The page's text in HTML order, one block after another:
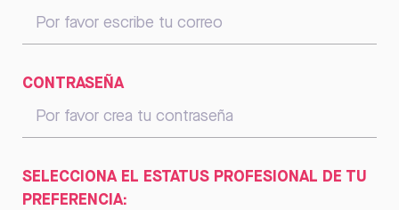
CONTRASEÑA
SELECCIONA EL ESTATUS PROFESIONAL DE TU
PREFERENCIA: